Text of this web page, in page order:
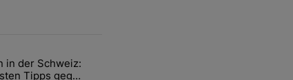
Artikel der letzten 7 days.
von WM-Anteilen" mit 2 kommentare.
dem Titel "Tanken in der Schweiz: Die besten Tipps gegen
in der Schweiz:
Tipps gegen